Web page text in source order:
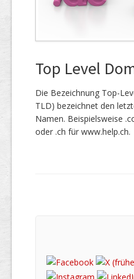
Top Level
Die Bezeichnung Top-
TLD) bezeichnet den
Namen. Beispielsweise
oder .ch für www.help.ch.